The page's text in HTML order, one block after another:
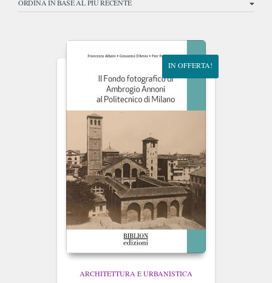
IN OFFERTA!
ARCHITETTURA E URBANISTICA